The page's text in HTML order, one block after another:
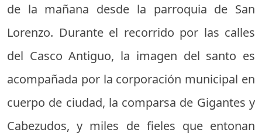
de la mañana desde la parroquia de San
Lorenzo. Durante el recorrido por las calles
del Casco Antiguo, la imagen del santo es
acompañada por la corporación municipal en
cuerpo de ciudad, la comparsa de Gigantes y
Cabezudos, y miles de fieles que entonan